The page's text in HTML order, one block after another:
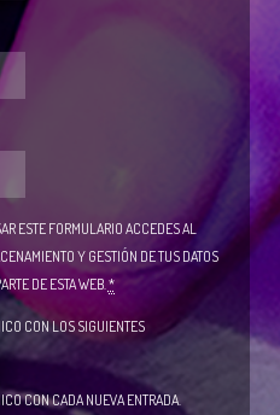
ESTE FORMULARIO ACCEDES AL
Y GESTIÓN DE TUS DATOS
DE ESTA WEB.*
CON LOS SIGUIENTES
CON CADA NUEVA ENTRADA.